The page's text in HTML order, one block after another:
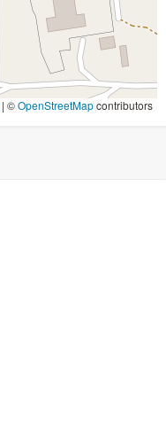
| ©OpenStreetMapcontributors